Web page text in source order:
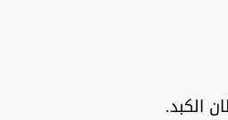
الكبد.